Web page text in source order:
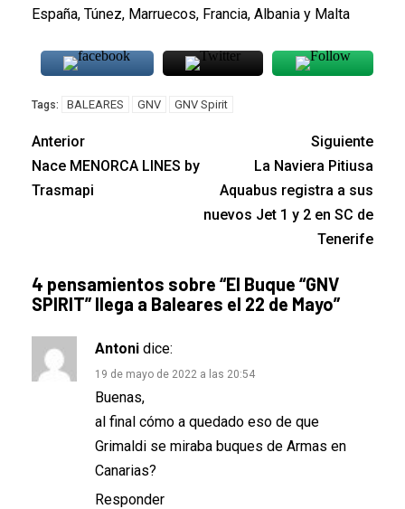
España, Túnez, Marruecos, Francia, Albania y Malta
Tags: BALEARES GNV GNV Spirit
Anterior
Nace MENORCA LINES by
Trasmapi
Siguiente
La Naviera Pitiusa
Aquabus registra a sus
nuevos Jet 1 y 2 en SC de
Tenerife
4 pensamientos sobre “El Buque “GNV
SPIRIT” llega a Baleares el 22 de Mayo”
Antoni dice:
19 de mayo de 2022 a las 20:54
Buenas,
al final cómo a quedado eso de que
Grimaldi se miraba buques de Armas en
Canarias?
Responder